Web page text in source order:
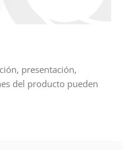
presentación,
del producto pueden